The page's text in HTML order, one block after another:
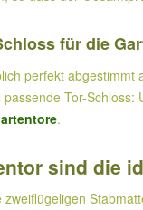
für die
perfekt
Tor-
.
sind die